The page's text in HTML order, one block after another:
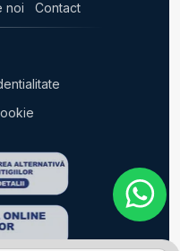
noi Contact